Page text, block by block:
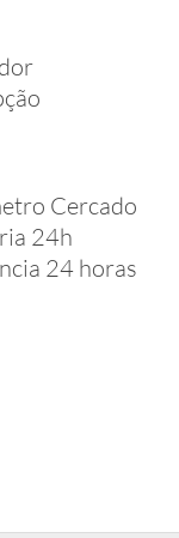
Cercado
24h
24 horas